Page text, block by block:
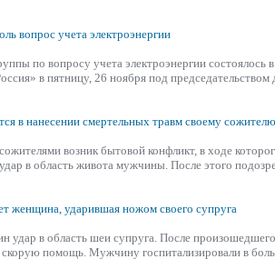
вопрос учета электроэнергии
по вопросу учета электроэнергии состоялось
в пятницу, 26 ноября под председательством
в нанесении смертельных травм своему сожителю
возник бытовой конфликт, в ходе
в область живота мужчины. После этого
женщина, ударившая ножом своего супруга
удар в область шеи супруга. После
помощь. Мужчину госпитализировали в